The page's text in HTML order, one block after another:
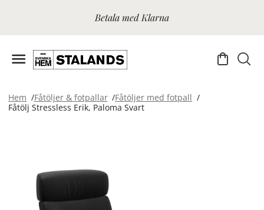
Betala med Klarna
Hem Fåtöljer & fotpallar
Fåtöljer med fotpall
Fåtölj Stressless Erik, Paloma Svart